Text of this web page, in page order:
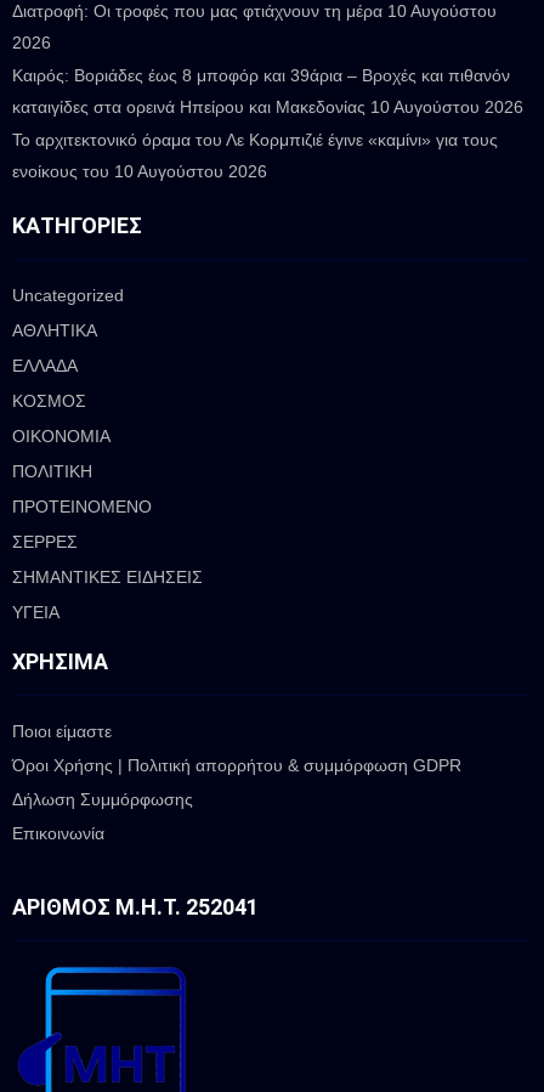
Διατροφή: Οι τροφές που μας φτιάχνουν τη μέρα 10 Αυγούστου
2026
Καιρός: Βοριάδες έως 8 μποφόρ και 39άρια – Βροχές και πιθανόν
καταιγίδες στα ορεινά Ηπείρου και Μακεδονίας 10 Αυγούστου 2026
Το αρχιτεκτονικό όραμα του Λε Κορμπιζιέ έγινε «καμίνι» για τους
ενοίκους του 10 Αυγούστου 2026
ΚΑΤΗΓΟΡΊΕΣ
Uncategorized
ΑΘΛΗΤΙΚΑ
ΕΛΛΑΔΑ
ΚΟΣΜΟΣ
ΟΙΚΟΝΟΜΙΑ
ΠΟΛΙΤΙΚΗ
ΠΡΟΤΕΙΝΟΜΕΝΟ
ΣΕΡΡΕΣ
ΣΗΜΑΝΤΙΚΕΣ ΕΙΔΗΣΕΙΣ
ΥΓΕΙΑ
ΧΡΉΣΙΜΑ
Ποιοι είμαστε
Όροι Χρήσης | Πολιτική απορρήτου & συμμόρφωση GDPR
Δήλωση Συμμόρφωσης
Επικοινωνία
ΑΡΙΘΜΌΣ Μ.Η.Τ. 252041